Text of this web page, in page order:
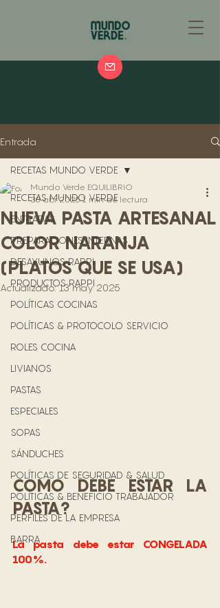
Entrada
RECETAS MUNDO VERDE
ENTRADAS
PREPARACIONES INTERNAS
DESAYUNOS RAPPI
PRODUCTOS RAPPI
POLÍTICAS COCINAS
POLÍTICAS & PROTOCOLO SERVICIO
ROLES COCINA
LIVIANOS
PASTAS
ESPECIALES
SOPAS
SÁNDUCHES
POLÍTICAS DE SEGURIDAD & SALUD
POLÍTICAS & BENEFICIO TRABAJADOR
PERFILES DE LA EMPRESA
BARRA
RECETAS MUNDO VERDE
NUEVA PASTA ARTESANAL
COLOR NARANJA
(PLATOS QUE SE USA)
Mundo Verde EQUILIBRIO
30 abr 20251 min de lectura
Actualizado:13 may 2025
COMO DEBE ESTAR LA
PASTA?
La pasta debe estar CONGELADA
100%.